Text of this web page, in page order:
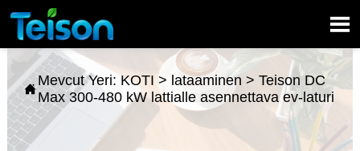


Mevcut Yeri: KOTI > lataaminen > Teison DC
Max 300-480 kW lattialle asennettava ev-laturi